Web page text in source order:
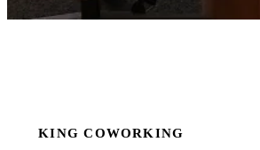
KING COWORKING